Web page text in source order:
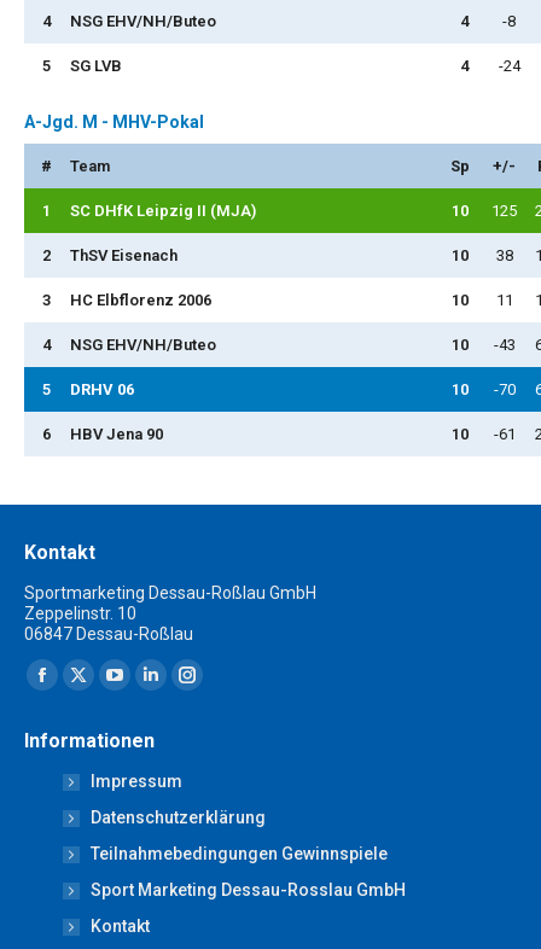
4 NSG EHV/NH/Buteo 4 -8
5 SG LVB 4 -24
A-Jgd. M - MHV-Pokal
# Team Sp +/-
1 SC DHfK Leipzig II (MJA) 10 125
2 ThSV Eisenach 10 38
3 HC Elbflorenz 2006 10 11
4 NSG EHV/NH/Buteo 10 -43
5 DRHV 06 10 -70
6 HBV Jena 90 10 -61
Kontakt
Sportmarketing Dessau-Roßlau GmbH
Zeppelinstr. 10
06847 Dessau-Roßlau
Finden Sie uns auf:
Facebook
opens
new
window
X
opens
in
new
window
YouTube
opens
in
new
window
Linkedin
opens
in
new
window
Instagram
new
window
Informationen
Impressum
Datenschutzerklärung
Teilnahmebedingungen Gewinnspiele
Sport Marketing Dessau-Rosslau GmbH
Kontakt